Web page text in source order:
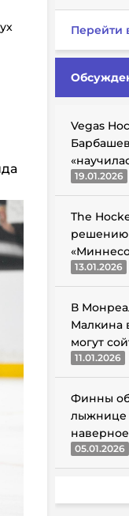
Перейти
Vegas
19.01.2026
The
решению
13.01.2026
В
Малкина
могут
11.01.2026
Финны об
лыжнице
05.01.2026